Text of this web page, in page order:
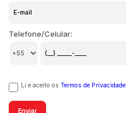
Telefone/Celular:
Li e aceito os Termos de Privacidade